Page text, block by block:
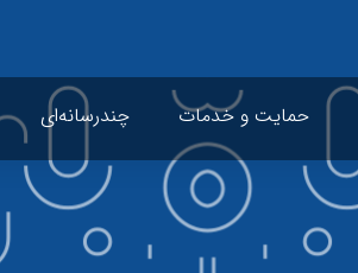
حمایت و خدمات چندرسانه‌ای